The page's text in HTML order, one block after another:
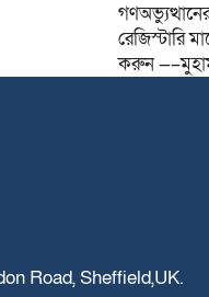
রেজিস্টারি
করুন
Road, Sheffield,UK.